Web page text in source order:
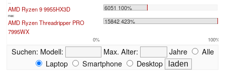
AMD Ryzen 9 9955HX3D 6051 100%
max:
AMD Ryzen Threadripper PRO
7995WX
15842 423%
0% 100%
Suchen: Modell: Max. Alter: Jahre
Alle
Laptop
Smartphone Desktop